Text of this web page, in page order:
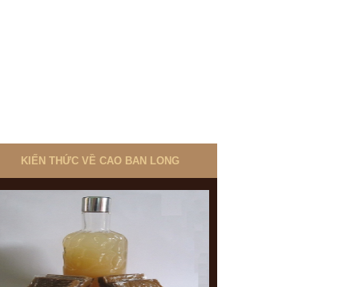
KIẾN THỨC VỀ CAO BAN LONG